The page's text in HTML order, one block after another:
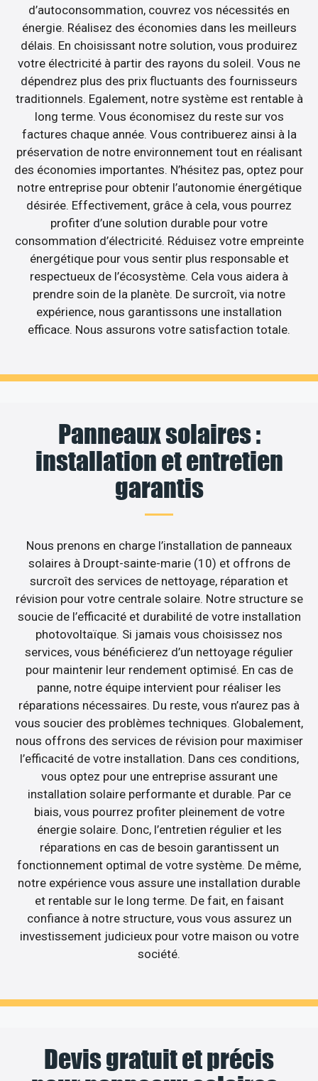
d’autoconsommation, couvrez vos nécessités en
énergie. Réalisez des économies dans les meilleurs
délais. En choisissant notre solution, vous produirez
votre électricité à partir des rayons du soleil. Vous ne
dépendrez plus des prix fluctuants des fournisseurs
traditionnels. Egalement, notre système est rentable à
long terme. Vous économisez du reste sur vos
factures chaque année. Vous contribuerez ainsi à la
préservation de notre environnement tout en réalisant
des économies importantes. N’hésitez pas, optez pour
notre entreprise pour obtenir l’autonomie énergétique
désirée. Effectivement, grâce à cela, vous pourrez
profiter d’une solution durable pour votre
consommation d’électricité. Réduisez votre empreinte
énergétique pour vous sentir plus responsable et
respectueux de l’écosystème. Cela vous aidera à
prendre soin de la planète. De surcroît, via notre
expérience, nous garantissons une installation
efficace. Nous assurons votre satisfaction totale.
Panneaux solaires :
installation et entretien
garantis
Nous prenons en charge l’installation de panneaux
solaires à Droupt-sainte-marie (10) et offrons de
surcroît des services de nettoyage, réparation et
révision pour votre centrale solaire. Notre structure se
soucie de l’efficacité et durabilité de votre installation
photovoltaïque. Si jamais vous choisissez nos
services, vous bénéficierez d’un nettoyage régulier
pour maintenir leur rendement optimisé. En cas de
panne, notre équipe intervient pour réaliser les
réparations nécessaires. Du reste, vous n’aurez pas à
vous soucier des problèmes techniques. Globalement,
nous offrons des services de révision pour maximiser
l’efficacité de votre installation. Dans ces conditions,
vous optez pour une entreprise assurant une
installation solaire performante et durable. Par ce
biais, vous pourrez profiter pleinement de votre
énergie solaire. Donc, l’entretien régulier et les
réparations en cas de besoin garantissent un
fonctionnement optimal de votre système. De même,
notre expérience vous assure une installation durable
et rentable sur le long terme. De fait, en faisant
confiance à notre structure, vous vous assurez un
investissement judicieux pour votre maison ou votre
société.
Devis gratuit et précis